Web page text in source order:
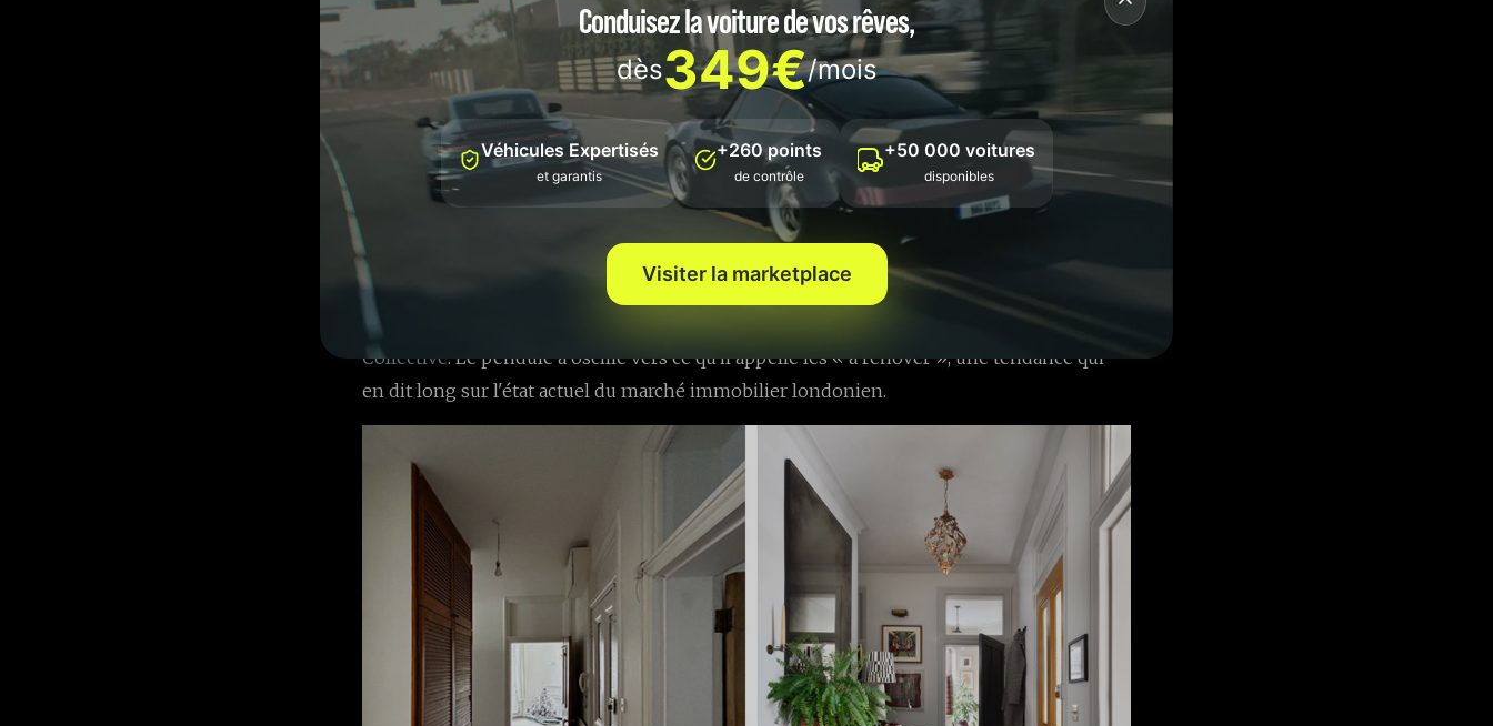
Kerr fait partie d'un changement sur le marché immobilier londonien sous pression,
selon les principaux agents. Autrefois réticents à entreprendre de gros projets, les
acheteurs achètent désormais des maisons nécessitant une rénovation complète en
raison du manque de propriétés prêtes à vivre qui correspondent à leur goût.
« L'offre de nouvelles propriétés a diminué, et ce qui reste nécessite beaucoup de travail
», déclare Jonathan Brandling-Harris, cofondateur de l'agence immobilière
House
Collective. Le pendule a oscillé vers ce qu'il appelle les « à rénover », une tendance qui
en dit long sur l'état actuel du marché immobilier londonien.
Conduisez la voiture de vos rêves,
dès349€/mois
Véhicules Expertisés
et garantis
+260 points
de contrôle
+50 000 voitures
disponibles
Visiter la marketplace